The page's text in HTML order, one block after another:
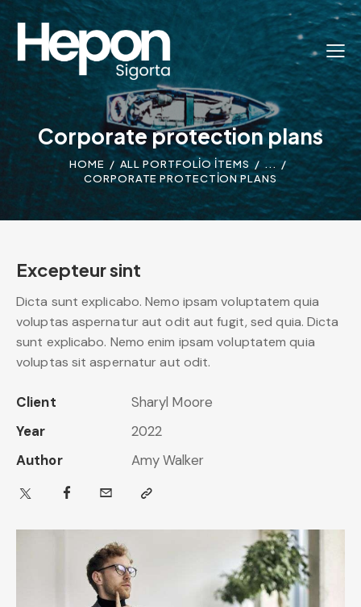
Corporate protection plans
HOME ALL PORTFOLIO ITEMS
...
CORPORATE PROTECTION PLANS
Excepteur sint
Dicta sunt explicabo. Nemo ipsam voluptatem quia
voluptas aspernatur aut odit aut fugit, sed quia. Dicta
sunt explicabo. Nemo enim ipsam voluptatem quia
voluptas sit aspernatur aut odit.
Client
Sharyl Moore
Year
2022
Author
Amy Walker